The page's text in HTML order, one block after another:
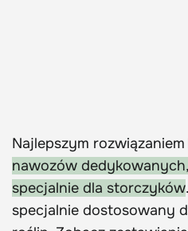
Najlepszym
nawozów
specjalnie dla storczyków
specjalnie dostosowany